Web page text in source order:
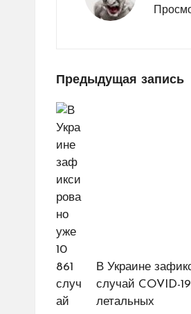
Навигация
по
записям
Предыдущая запись
В Украине
случай COVID-
летальных